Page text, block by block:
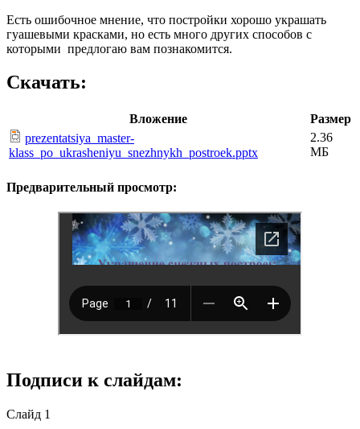
Есть ошибочное мнение, что постройки хорошо украшать
гуашевыми красками, но есть много других способов с
которыми предлогаю вам познакомится.
Скачать:
Вложение
Размер
prezentatsiya_master-
klass_po_ukrasheniyu_snezhnykh_postroek.pptx
2.36
МБ
Предварительный просмотр:
Подписи к слайдам:
Слайд 1